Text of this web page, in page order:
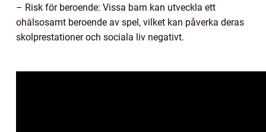
– Risk för beroende: Vissa barn kan utveckla ett
ohälsosamt beroende av spel, vilket kan påverka deras
skolprestationer och sociala liv negativt.